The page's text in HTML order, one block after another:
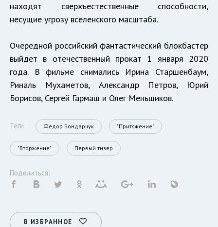
находят сверхъестественные способности,
несущие угрозу вселенского масштаба.
Очередной российский фантастический блокбастер
выйдет в отечественный прокат 1 января 2020
года. В фильме снимались Ирина Старшенбаум,
Риналь Мухаметов, Александр Петров, Юрий
Борисов, Сергей Гармаш и Олег Меньшиков.
Теги: Федор Бондарчук "Притяжение"
"Вторжение" Первый тизер
Поделиться:
В ИЗБРАННОЕ